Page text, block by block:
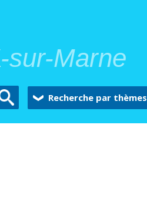
-sur-Marne
Recherche par thèmes